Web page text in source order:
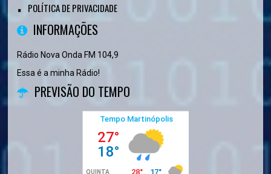
POLÍTICA DE PRIVACIDADE
INFORMAÇÕES
Rádio Nova Onda FM 104,9
Essa é a minha Rádio!
PREVISÃO DO TEMPO